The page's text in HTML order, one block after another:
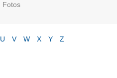
Fotos
U V W X Y Z